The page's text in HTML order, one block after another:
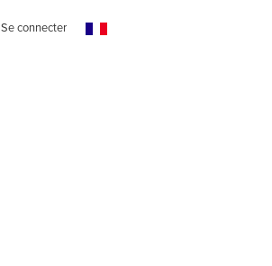
Se connecter